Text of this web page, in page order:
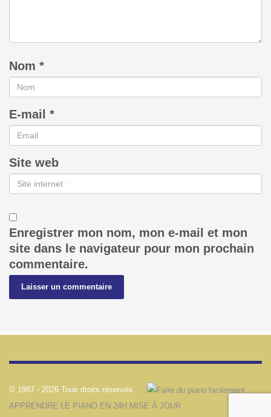
Nom *
E-mail *
Site web
Enregistrer mon nom, mon e-mail et mon
site dans le navigateur pour mon prochain
commentaire.
© 1987 - 2026 Tous droits réservés.
APPRENDRE LE PIANO EN 24H MISE À JOUR